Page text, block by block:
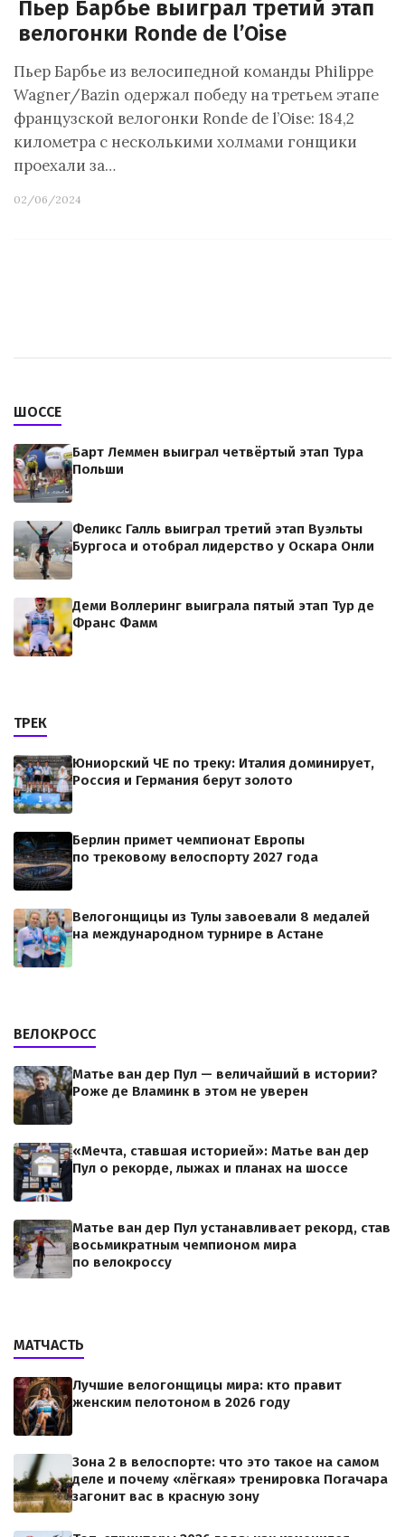
Пьер Барбье выиграл третий этап
велогонки Ronde de l’Oise
Пьер Барбье из велосипедной команды Philippe
Wagner/Bazin одержал победу на третьем этапе
французской велогонки Ronde de l’Oise: 184,2
километра с несколькими холмами гонщики
проехали за…
02/06/2024
ШОССЕ
Барт Леммен выиграл четвёртый этап Тура
Польши
Феликс Галль выиграл третий этап Вуэльты
Бургоса и отобрал лидерство у Оскара Онли
Деми Воллеринг выиграла пятый этап Тур де
Франс Фамм
ТРЕК
Юниорский ЧЕ по треку: Италия доминирует,
Россия и Германия берут золото
Берлин примет чемпионат Европы
по трековому велоспорту 2027 года
Велогонщицы из Тулы завоевали 8 медалей
на международном турнире в Астане
ВЕЛОКРОСС
Матье ван дер Пул — величайший в истории?
Роже де Вламинк в этом не уверен
«Мечта, ставшая историей»: Матье ван дер
Пул о рекорде, лыжах и планах на шоссе
Матье ван дер Пул устанавливает рекорд, став
восьмикратным чемпионом мира
по велокроссу
МАТЧАСТЬ
Лучшие велогонщицы мира: кто правит
женским пелотоном в 2026 году
Зона 2 в велоспорте: что это такое на самом
деле и почему «лёгкая» тренировка Погачара
загонит вас в красную зону